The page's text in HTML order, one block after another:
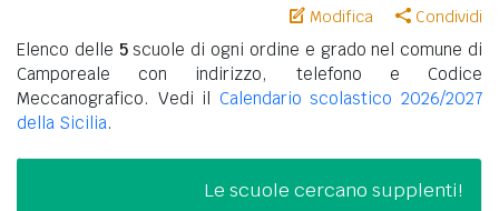
Modifica Condividi
Elenco delle 5scuole di ogni ordine e grado nel comune di
Camporeale con indirizzo, telefono e Codice
Meccanografico. Vedi il Calendario scolastico 2026/2027
della Sicilia.
Le scuole cercano supplenti!